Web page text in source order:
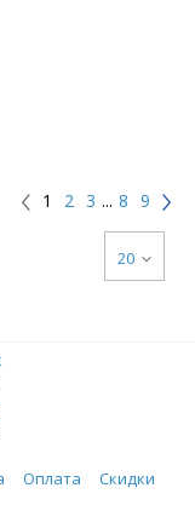
1 2 3 ... 8 9
20
Оплата
Скидки